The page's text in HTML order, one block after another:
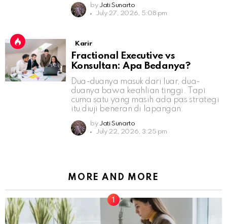
by Jati Sunarto
July 27, 2026, 5:08 pm
Karir
Fractional Executive vs
Konsultan: Apa Bedanya?
Dua-duanya masuk dari luar, dua-
duanya bawa keahlian tinggi. Tapi
cuma satu yang masih ada pas strategi
itu diuji beneran di lapangan.
by Jati Sunarto
July 22, 2026, 3:25 pm
MORE AND MORE